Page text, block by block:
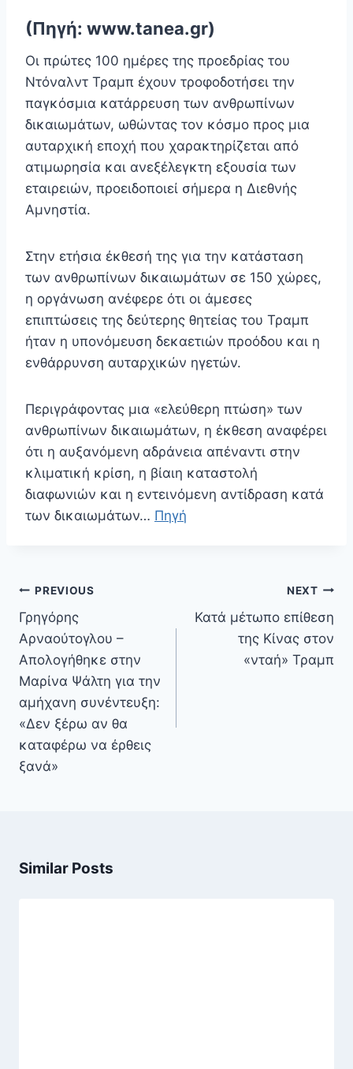
(Πηγή: www.tanea.gr)
Οι πρώτες 100 ημέρες της προεδρίας του
Ντόναλντ Τραμπ έχουν τροφοδοτήσει την
παγκόσμια κατάρρευση των ανθρωπίνων
δικαιωμάτων, ωθώντας τον κόσμο προς μια
αυταρχική εποχή που χαρακτηρίζεται από
ατιμωρησία και ανεξέλεγκτη εξουσία των
εταιρειών, προειδοποιεί σήμερα η Διεθνής
Αμνηστία.
Στην ετήσια έκθεσή της για την κατάσταση
των ανθρωπίνων δικαιωμάτων σε 150 χώρες,
η οργάνωση ανέφερε ότι οι άμεσες
επιπτώσεις της δεύτερης θητείας του Τραμπ
ήταν η υπονόμευση δεκαετιών προόδου και η
ενθάρρυνση αυταρχικών ηγετών.
Περιγράφοντας μια «ελεύθερη πτώση» των
ανθρωπίνων δικαιωμάτων, η έκθεση αναφέρει
ότι η αυξανόμενη αδράνεια απέναντι στην
κλιματική κρίση, η βίαιη καταστολή
διαφωνιών και η εντεινόμενη αντίδραση κατά
των δικαιωμάτων… Πηγή
Πλοήγηση
άρθρων
PREVIOUS
Γρηγόρης
Αρναούτογλου –
Απολογήθηκε στην
Μαρίνα Ψάλτη για την
αμήχανη συνέντευξη:
«Δεν ξέρω αν θα
καταφέρω να έρθεις
ξανά»
NEXT
Κατά μέτωπο επίθεση
της Κίνας στον
«νταή» Τραμπ
Similar Posts